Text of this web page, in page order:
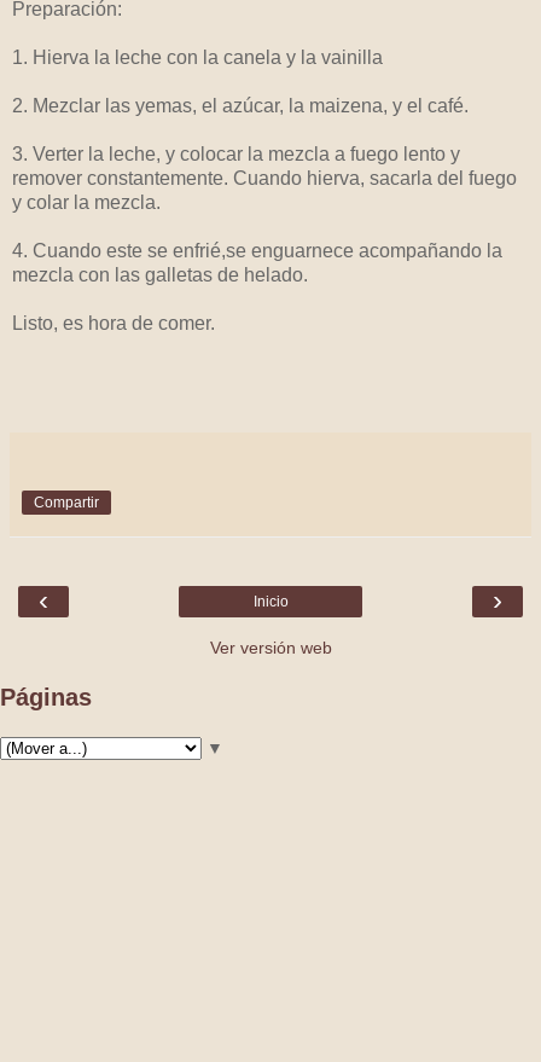
Preparación:
1. Hierva la leche con la canela y la vainilla
2. Mezclar las yemas, el azúcar, la maizena, y el café.
3. Verter la leche, y colocar la mezcla a fuego lento y
remover constantemente. Cuando hierva, sacarla del fuego
y colar la mezcla.
4. Cuando este se enfrié,se enguarnece acompañando la
mezcla con las galletas de helado.
Listo, es hora de comer.
Compartir
‹ ›
Inicio
Ver versión web
Páginas
▼